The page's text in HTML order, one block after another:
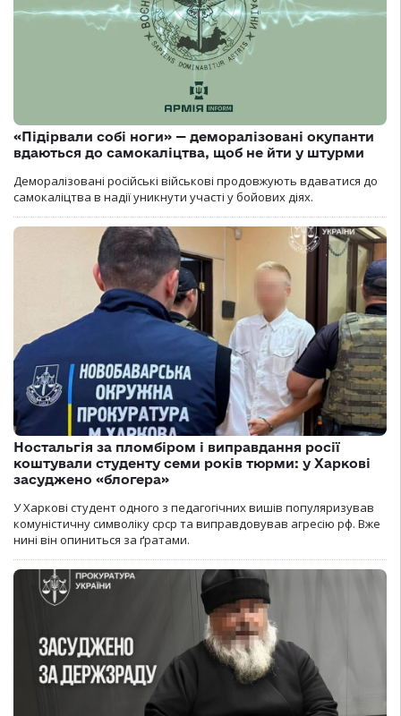
«Підірвали собі ноги» — деморалізовані окупанти
вдаються до самокаліцтва, щоб не йти у штурми
Деморалізовані російські військові продовжують вдаватися до
самокаліцтва в надії уникнути участі у бойових діях.
Ностальгія за пломбіром і виправдання росії
коштували студенту семи років тюрми: у Харкові
засуджено «блогера»
У Харкові студент одного з педагогічних вишів популяризував
комуністичну символіку срср та виправдовував агресію рф. Вже
нині він опиниться за ґратами.